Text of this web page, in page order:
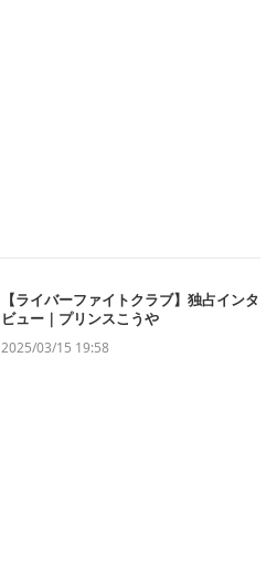
【ライバーファイトクラブ】独占インタ
ビュー｜プリンスこうや
2025/03/15 19:58